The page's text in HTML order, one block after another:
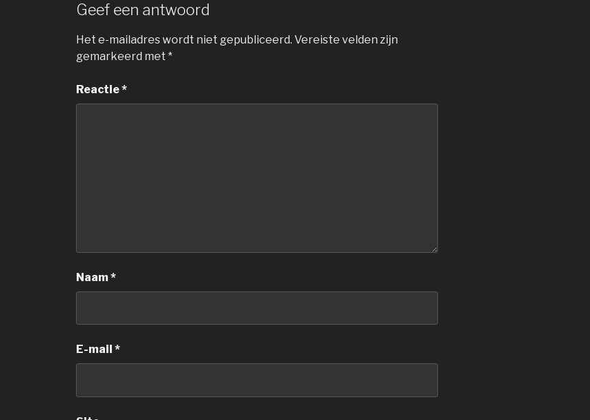
Geef een antwoord
Het e-mailadres wordt niet gepubliceerd. Vereiste velden zijn
gemarkeerd met *
Reactie*
Naam*
E-mail *